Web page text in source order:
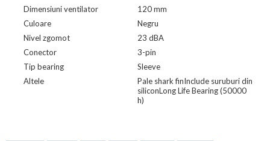
Dimensiuni ventilator
120 mm
Culoare
Negru
Nivel zgomot
23 dBA
Conector
3-pin
Tip bearing
Sleeve
Altele
Pale shark finInclude suruburi din
siliconLong Life Bearing (50000
h)